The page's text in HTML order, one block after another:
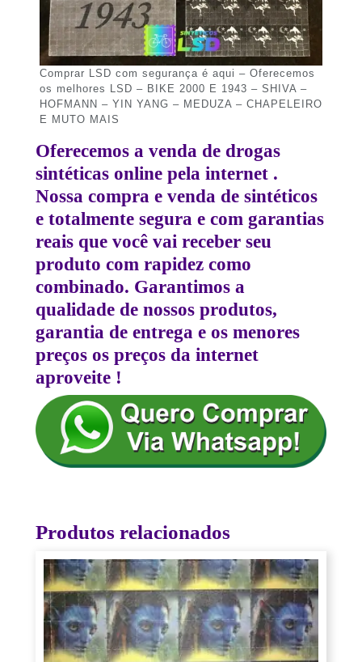
Comprar LSD com segurança é aqui – Oferecemos
os melhores LSD – BIKE 2000 E 1943 – SHIVA –
HOFMANN – YIN YANG – MEDUZA – CHAPELEIRO
E MUTO MAIS
Oferecemos a venda de drogas
sintéticas online pela internet .
Nossa compra e venda de sintéticos
e totalmente segura e com garantias
reais que você vai receber seu
produto com rapidez como
combinado. Garantimos a
qualidade de nossos produtos,
garantia de entrega e os menores
preços os preços da internet
aproveite !
Produtos relacionados